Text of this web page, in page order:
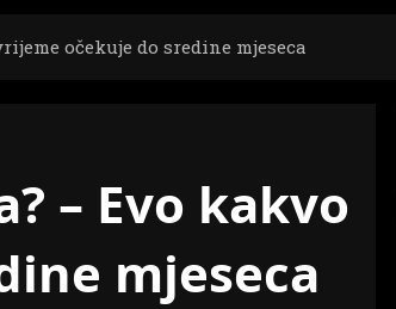
očekuje do sredine mjeseca
– Evo kakvo
mjeseca